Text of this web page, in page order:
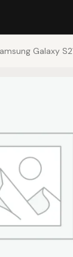
Galaxy